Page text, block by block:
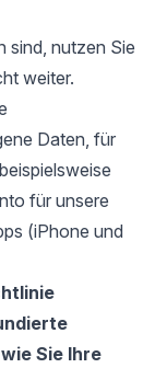
sind, nutzen Sie
weiter.
Daten, für
für unsere
(iPhone und
Sie Ihre